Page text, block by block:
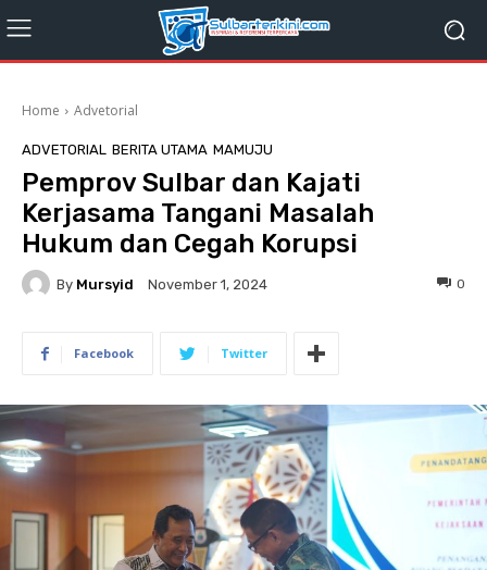
Home Advetorial
ADVETORIAL BERITA UTAMA MAMUJU
Pemprov Sulbar dan Kajati
Kerjasama Tangani Masalah
Hukum dan Cegah Korupsi
By Mursyid November 1, 2024 0
Facebook Twitter